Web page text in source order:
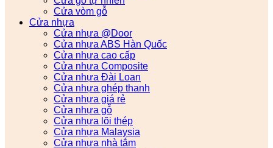
Cửa vòm gỗ
Cửa nhựa
Cửa nhựa @Door
Cửa nhựa ABS Hàn Quốc
Cửa nhựa cao cấp
Cửa nhựa Composite
Cửa nhựa Đài Loan
Cửa nhựa ghép thanh
Cửa nhựa giá rẻ
Cửa nhựa gỗ
Cửa nhựa lõi thép
Cửa nhựa Malaysia
Cửa nhựa nhà tắm